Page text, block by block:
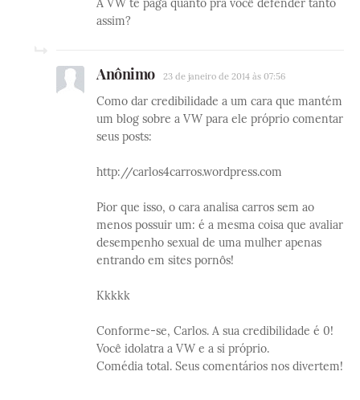
A VW te paga quanto pra você defender tanto
assim?
Anônimo 23 de janeiro de 2014 às 07:56
Como dar credibilidade a um cara que mantém
um blog sobre a VW para ele próprio comentar
seus posts:
http://carlos4carros.wordpress.com
Pior que isso, o cara analisa carros sem ao
menos possuir um: é a mesma coisa que avaliar
desempenho sexual de uma mulher apenas
entrando em sites pornôs!
Kkkkk
Conforme-se, Carlos. A sua credibilidade é 0!
Você idolatra a VW e a si próprio.
Comédia total. Seus comentários nos divertem!